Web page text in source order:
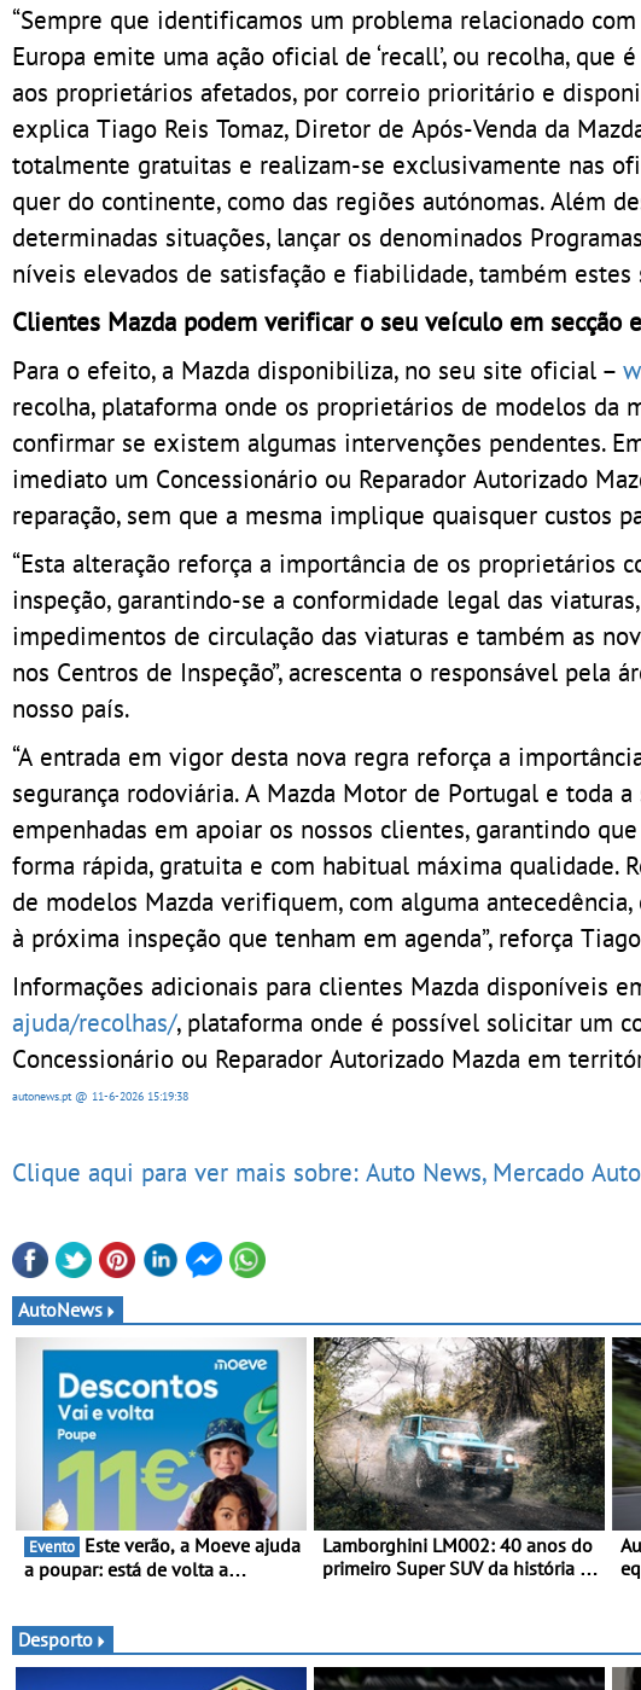
“Sempre que identificamos um problema relacionado
Europa emite uma ação oficial de ‘recall’, ou recolha,
aos proprietários afetados, por correio prioritário e
explica Tiago Reis Tomaz, Diretor de Após-Venda da
totalmente gratuitas e realizam-se exclusivamente nas
quer do continente, como das regiões autónomas. Além
determinadas situações, lançar os denominados
níveis elevados de satisfação e fiabilidade, também estes
Clientes Mazda podem verificar o seu veículo em secção
Para o efeito, a Mazda disponibiliza, no seu site oficial –
recolha, plataforma onde os proprietários de modelos da
confirmar se existem algumas intervenções pendentes.
imediato um Concessionário ou Reparador Autorizado
reparação, sem que a mesma implique quaisquer custos
“Esta alteração reforça a importância de os proprietários
inspeção, garantindo-se a conformidade legal das
impedimentos de circulação das viaturas e também as
nos Centros de Inspeção”, acrescenta o responsável
nosso país.
“A entrada em vigor desta nova regra reforça a
segurança rodoviária. A Mazda Motor de Portugal e toda
empenhadas em apoiar os nossos clientes, garantindo
forma rápida, gratuita e com habitual máxima qualidade.
de modelos Mazda verifiquem, com alguma
à próxima inspeção que tenham em agenda”, reforça
Informações adicionais para clientes Mazda disponíveis
ajuda/recolhas/, plataforma onde é possível solicitar um
Concessionário ou Reparador Autorizado Mazda em
autonews.pt @ 11-6-2026 15:19:38
Clique aqui para ver mais sobre: Auto News, Mercado
AutoNews
Evento
a poupar: está de volta a
Lamborghini LM002: 40 anos do
primeiro Super SUV da história -
que abriu caminho para a família
Urus
Desporto